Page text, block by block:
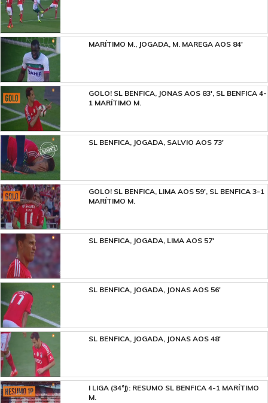
MARÍTIMO M., JOGADA, M. MAREGA AOS 84'
GOLO! SL BENFICA, JONAS AOS 83', SL BENFICA 4-
1 MARÍTIMO M.
SL BENFICA, JOGADA, SALVIO AOS 73'
GOLO! SL BENFICA, LIMA AOS 59', SL BENFICA 3-1
MARÍTIMO M.
SL BENFICA, JOGADA, LIMA AOS 57'
SL BENFICA, JOGADA, JONAS AOS 56'
SL BENFICA, JOGADA, JONAS AOS 48'
I LIGA (34ªJ): RESUMO SL BENFICA 4-1 MARÍTIMO
M.